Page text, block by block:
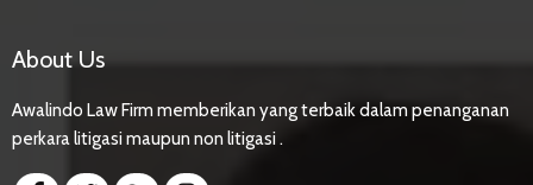
About Us
Awalindo Law Firm memberikan yang terbaik dalam penanganan
perkara litigasi maupun non litigasi .